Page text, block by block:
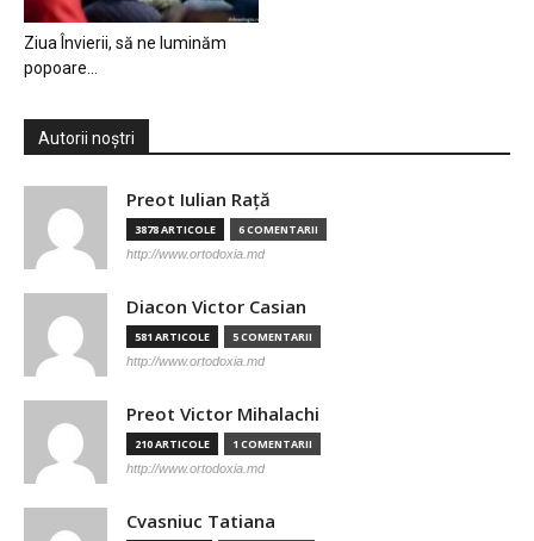
Ziua Învierii, să ne luminăm
popoare…
Autorii noștri
Preot Iulian Raţă
3878 ARTICOLE 6 COMENTARII
http://www.ortodoxia.md
Diacon Victor Casian
581 ARTICOLE 5 COMENTARII
http://www.ortodoxia.md
Preot Victor Mihalachi
210 ARTICOLE 1 COMENTARII
http://www.ortodoxia.md
Cvasniuc Tatiana